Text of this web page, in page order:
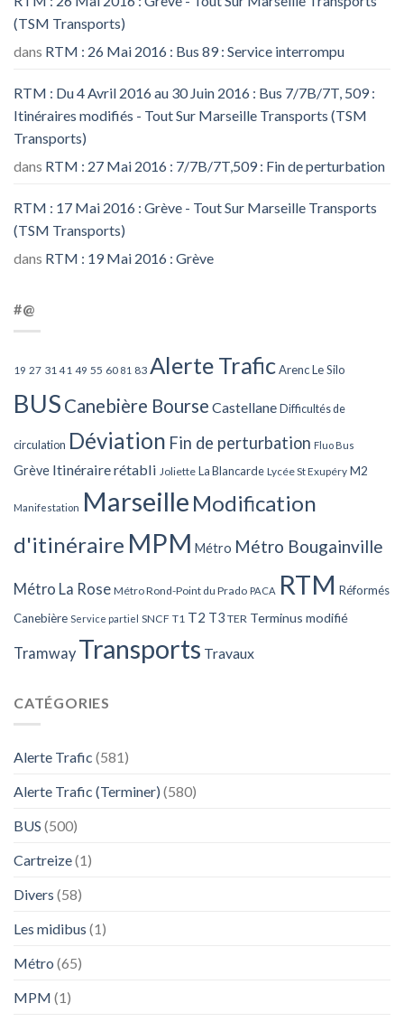
(TSM Transports)
dans RTM : 26 Mai 2016 : Bus 89 : Service interrompu
RTM : Du 4 Avril 2016 au 30 Juin 2016 : Bus 7/7B/7T, 509 :
Itinéraires modifiés - Tout Sur Marseille Transports (TSM
Transports)
dans RTM : 27 Mai 2016 : 7/7B/7T,509 : Fin de perturbation
RTM : 17 Mai 2016 : Grève - Tout Sur Marseille Transports
(TSM Transports)
dans RTM : 19 Mai 2016 : Grève
#@
19 27 31 41 49 55 60 81 83 Alerte TraficArenc Le Silo
BUS Canebière Bourse Castellane Difficultés de
circulation Déviation Fin de perturbation Fluo Bus
Grève Itinéraire rétabli Joliette La Blancarde Lycée St Exupéry M2
Manifestation Marseille Modification
d'itinéraire MPM Métro Métro Bougainville
Métro La Rose Métro Rond-Point du Prado PACA RTM Réformés
Canebière Service partiel SNCF T1 T2 T3 TER Terminus modifié
Tramway Transports Travaux
CATÉGORIES
Alerte Trafic (581)
Alerte Trafic (Terminer) (580)
BUS (500)
Cartreize(1)
Divers (58)
Les midibus (1)
Métro (65)
MPM (1)